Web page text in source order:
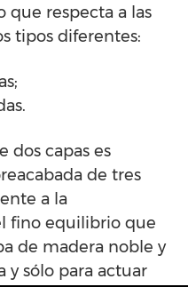
que respecta a las
tipos diferentes:
dos capas es
de tres
a la
fino equilibrio que
de madera noble y
y sólo para actuar